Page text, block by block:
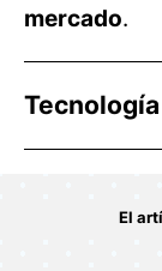
mercado.
Tecnología